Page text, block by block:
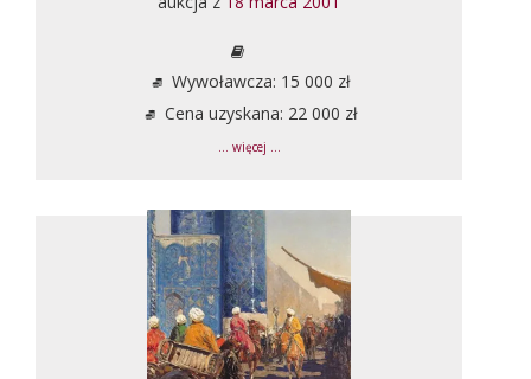
Wywoławcza: 15 000 zł
Cena uzyskana: 22 000 zł
... więcej ...